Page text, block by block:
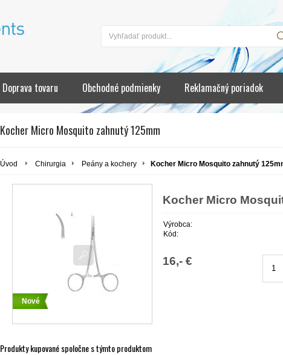
Doprava tovaru Obchodné podmienky Reklamačný poriadok
Kocher Micro Mosquito zahnutý 125mm
Úvod Chirurgia Peány a kochery Kocher Micro Mosquito zahnutý
Nové
Kocher Micro
Výrobca:
Kód:
16,- €
Produkty kupované spoločne s týmto produktom